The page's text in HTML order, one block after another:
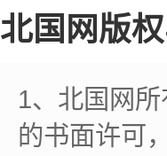
北国网版权
1、北国网
的书面许可